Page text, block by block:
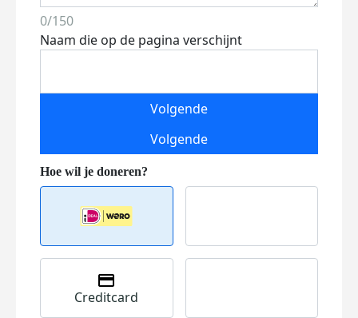
0/150
Naam die op de pagina verschijnt
Volgende
Volgende
Creditcard